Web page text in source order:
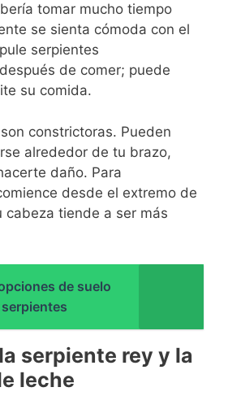
tomar mucho tiempo
se sienta cómoda con el
serpientes
de comer; puede
su comida.
constrictoras. Pueden
alrededor de tu brazo,
daño. Para
desde el extremo de
cabeza tiende a ser más
de suelo
serpiente rey y la
leche